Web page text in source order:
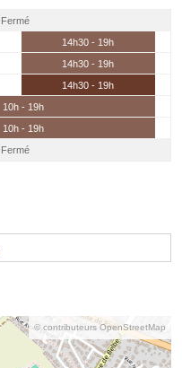
Fermé
14h30 - 19h
14h30 - 19h
14h30 - 19h
10h - 19h
10h - 19h
Fermé
© contributeurs OpenStreetMap